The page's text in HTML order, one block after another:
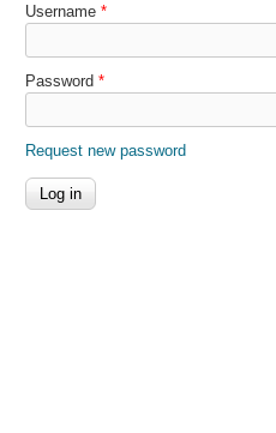
Username *
Password *
Request new password